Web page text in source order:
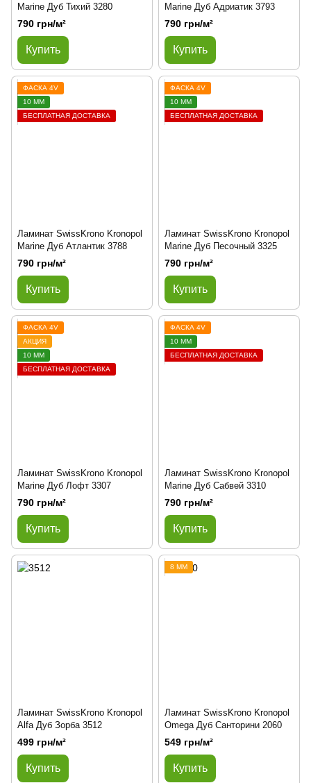
Marine Дуб Тихий 3280
790 грн/м²
Купить
Marine Дуб Адриатик 3793
790 грн/м²
Купить
ФАСКА 4V
10 ММ
БЕСПЛАТНАЯ ДОСТАВКА
Ламинат SwissKrono Kronopol
Marine Дуб Атлантик 3788
790 грн/м²
Купить
ФАСКА 4V
10 ММ
БЕСПЛАТНАЯ ДОСТАВКА
Ламинат SwissKrono Kronopol
Marine Дуб Песочный 3325
790 грн/м²
Купить
ФАСКА 4V
АКЦИЯ
10 ММ
БЕСПЛАТНАЯ ДОСТАВКА
Ламинат SwissKrono Kronopol
Marine Дуб Лофт 3307
790 грн/м²
Купить
ФАСКА 4V
10 ММ
БЕСПЛАТНАЯ ДОСТАВКА
Ламинат SwissKrono Kronopol
Marine Дуб Сабвей 3310
790 грн/м²
Купить
Ламинат SwissKrono Kronopol
Alfa Дуб Зорба 3512
499 грн/м²
Купить
8 ММ
Ламинат SwissKrono Kronopol
Omega Дуб Санторини 2060
549 грн/м²
Купить